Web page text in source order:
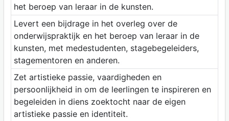
het beroep van leraar in de kunsten.
Levert een bijdrage in het overleg over de
onderwijspraktijk en het beroep van leraar in de
kunsten, met medestudenten, stagebegeleiders,
stagementoren en anderen.
Zet artistieke passie, vaardigheden en
persoonlijkheid in om de leerlingen te inspireren en
begeleiden in diens zoektocht naar de eigen
artistieke passie en identiteit.